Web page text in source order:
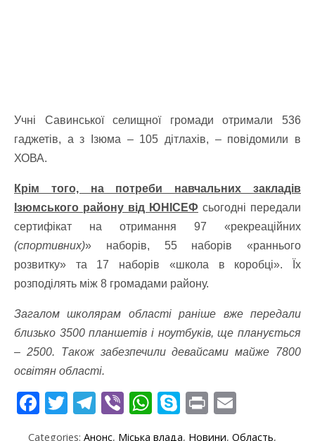
Учні Савинської селищної громади отримали 536
гаджетів, а з Ізюма – 105 дітлахів, – повідомили в
ХОВА.
Крім того, на потреби навчальних закладів
Ізюмського району від ЮНІСЕФ сьогодні передали
сертифікат на отримання 97 «рекреаційних
(спортивних)» наборів, 55 наборів «раннього
розвитку» та 17 наборів «школа в коробці». Їх
розподілять між 8 громадами району.
Загалом школярам області раніше вже передали
близько 3500 планшетів і ноутбуків, ще планується
– 2500. Також забезпечили девайсами майже 7800
освітян області.
F T T Vi W S Pr
m
Categories: Анонс, Міська влада, Новини, Область,